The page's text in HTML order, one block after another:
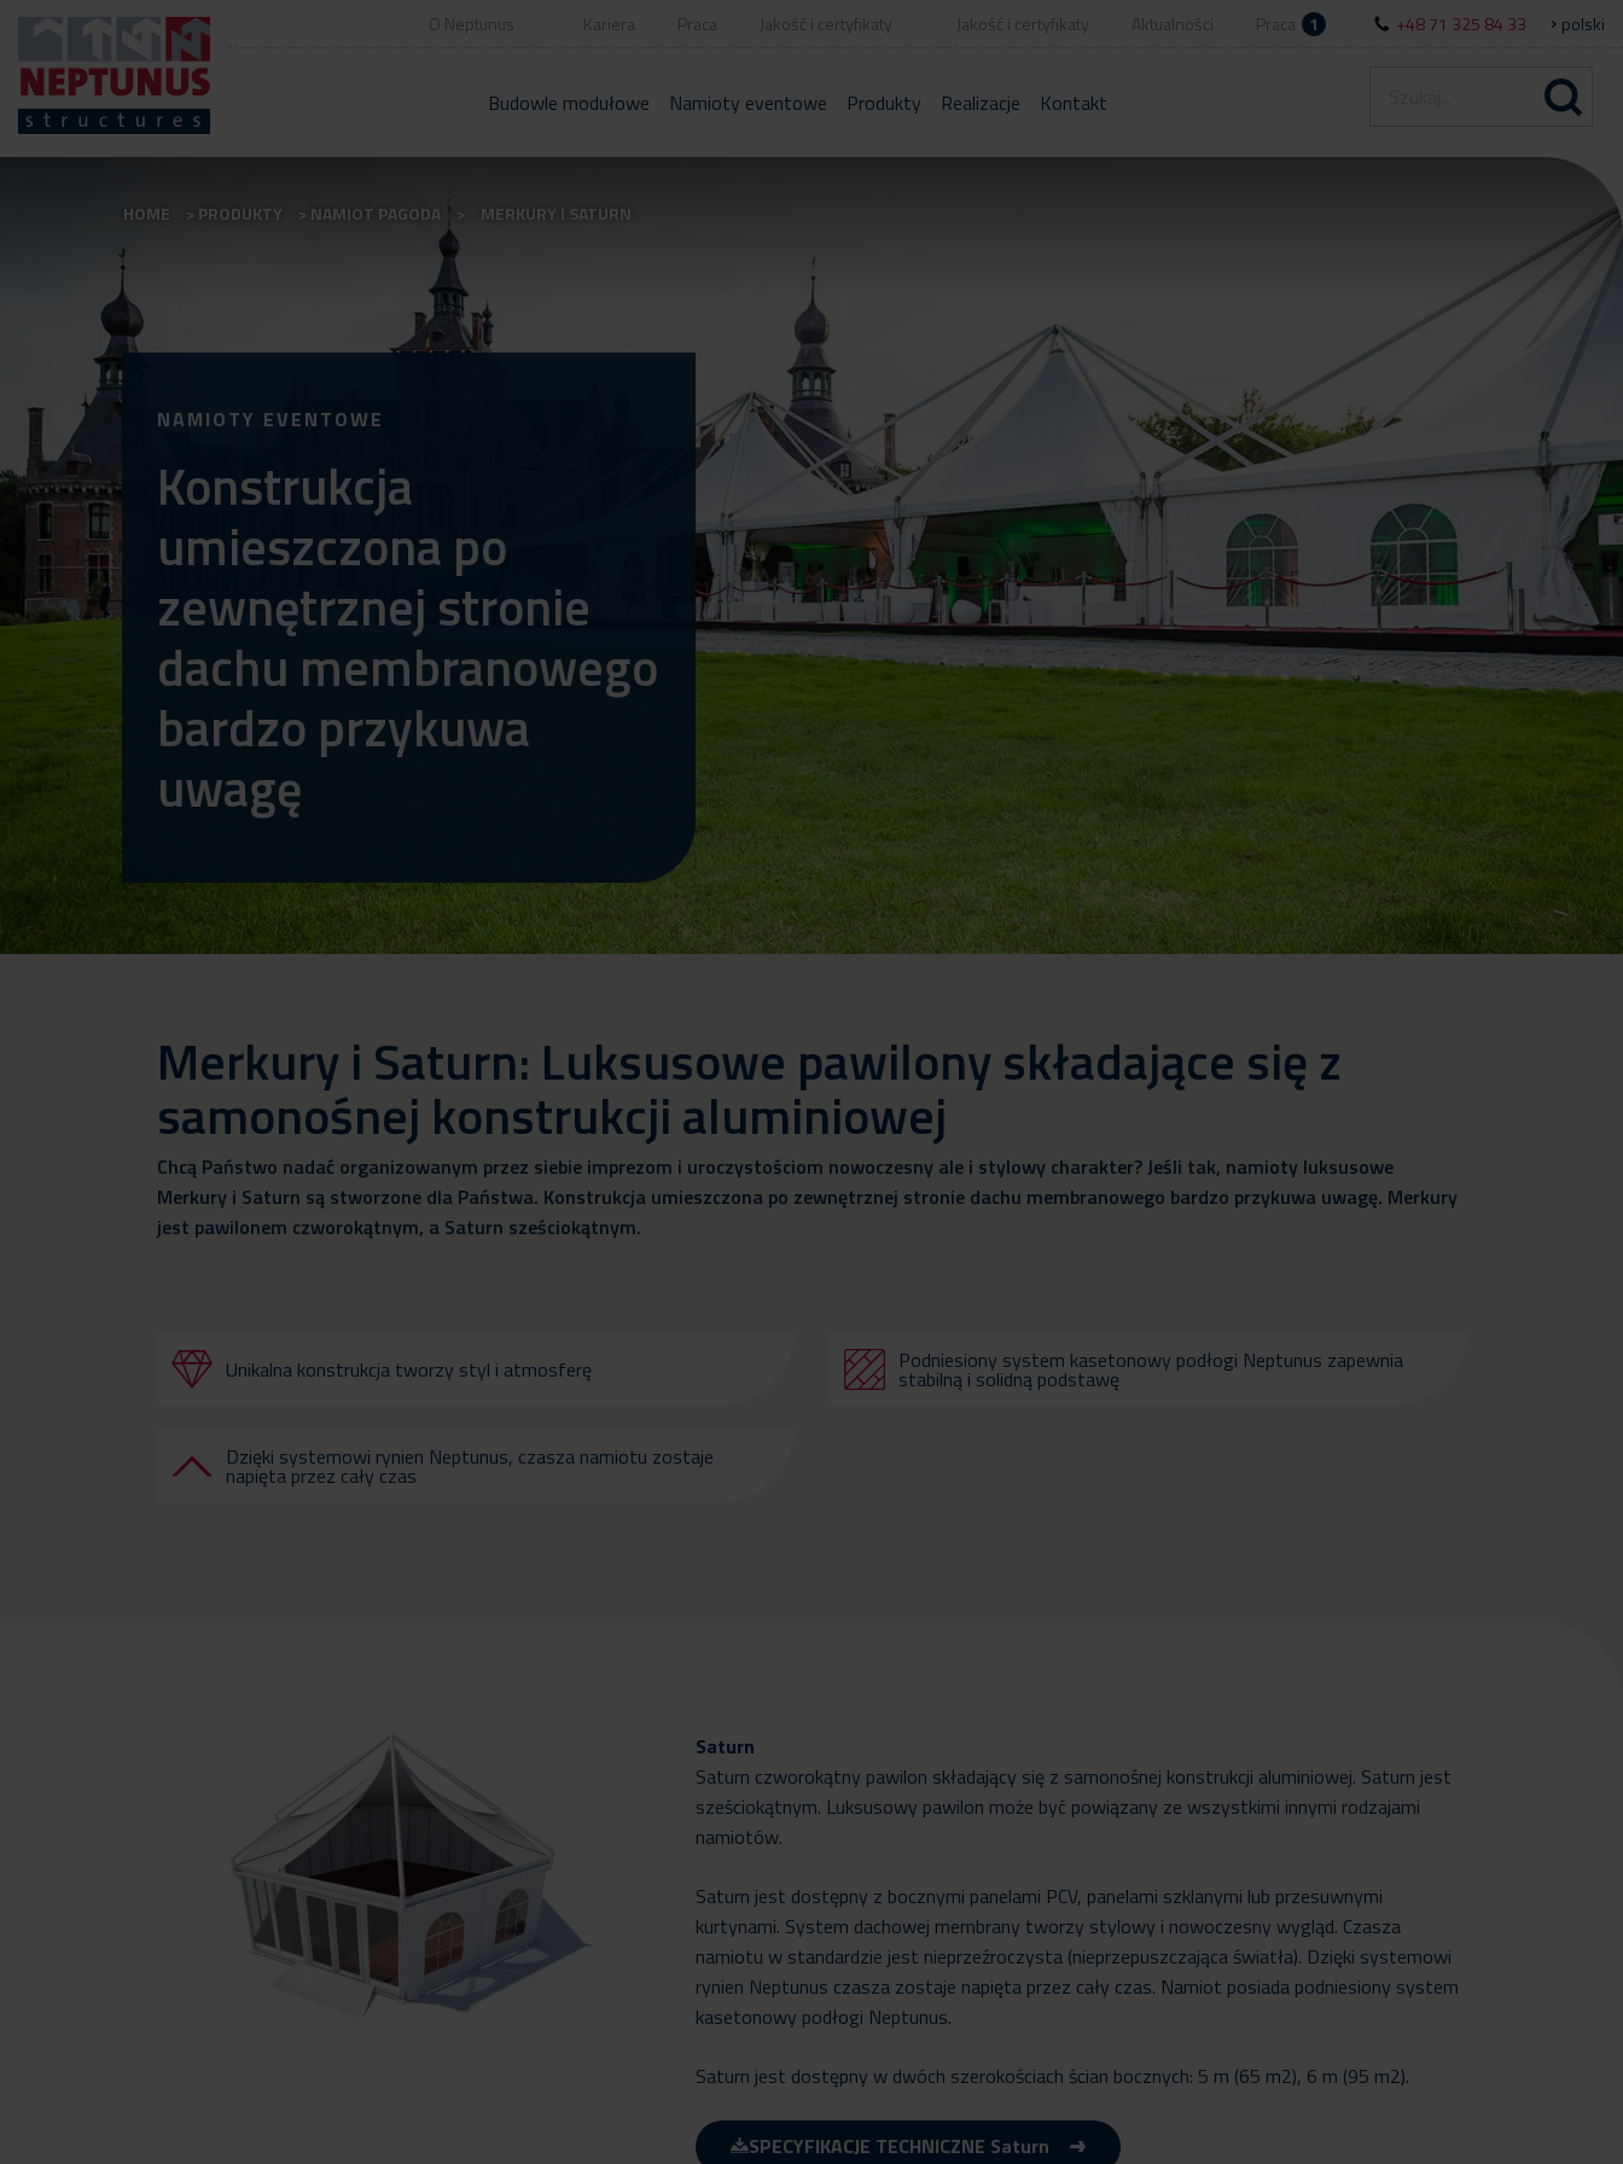
O Neptunus Kariera Praca Jakość i certyfikaty Jakość i certyfikaty Aktualności Praca 1 +48 71 325 84 33 polski
Budowle modułowe Namioty eventowe Produkty Realizacje Kontakt
HOME PRODUKTY NAMIOT PAGODA MERKURY I SATURN
NAMIOTY EVENTOWE
Konstrukcja
umieszczona po
zewnętrznej stronie
dachu membranowego
bardzo przykuwa
uwagę
Merkury i Saturn: Luksusowe pawilony składające się z
samonośnej konstrukcji aluminiowej
Chcą Państwo nadać organizowanym przez siebie imprezom i uroczystościom nowoczesny ale i stylowy charakter? Jeśli tak, namioty luksusowe
Merkury i Saturn są stworzone dla Państwa. Konstrukcja umieszczona po zewnętrznej stronie dachu membranowego bardzo przykuwa uwagę. Merkury
jest pawilonem czworokątnym, a Saturn sześciokątnym.
Unikalna konstrukcja tworzy styl i atmosferę Podniesiony system kasetonowy podłogi Neptunus zapewnia
stabilną i solidną podstawę
Dzięki systemowi rynien Neptunus, czasza namiotu zostaje
napięta przez cały czas
Saturn
Saturn czworokątny pawilon składający się z samonośnej konstrukcji aluminiowej. Saturn jest
sześciokątnym. Luksusowy pawilon może być powiązany ze wszystkimi innymi rodzajami
namiotów.
Saturn jest dostępny z bocznymi panelami PCV, panelami szklanymi lub przesuwnymi
kurtynami. System dachowej membrany tworzy stylowy i nowoczesny wygląd. Czasza
namiotu w standardzie jest nieprzeźroczysta (nieprzepuszczająca światła). Dzięki systemowi
rynien Neptunus czasza zostaje napięta przez cały czas. Namiot posiada podniesiony system
kasetonowy podłogi Neptunus.
Saturn jest dostępny w dwóch szerokościach ścian bocznych: 5 m (65 m2), 6 m (95 m2).
SPECYFIKACJE TECHNICZNE Saturn